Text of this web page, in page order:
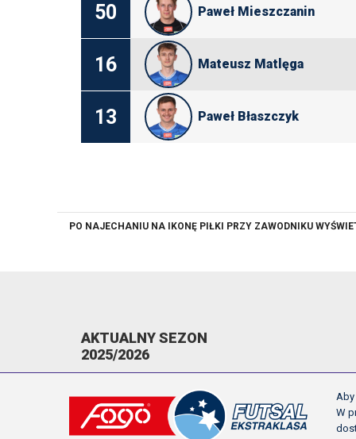
50 Paweł Mieszczanin
16 Mateusz Matlęga
13 Paweł Błaszczyk
PO NAJECHANIU NA IKONĘ PIŁKI PRZY ZAWODNIKU
AKTUALNY SEZON
2025/2026
TERMINARZ
NAPOMNIENIA/WYKLUCZENIA
W